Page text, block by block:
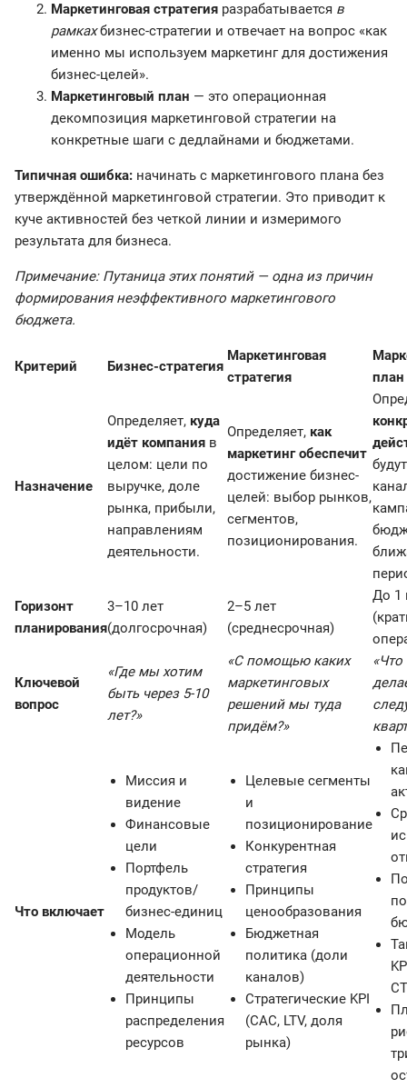
Маркетинговая стратегия разрабатывается в
рамкахбизнес-стратегии и отвечает на вопрос «как
именно мы используем маркетинг для достижения
бизнес-целей».
Маркетинговый план — это операционная
декомпозиция маркетинговой стратегии на
конкретные шаги с дедлайнами и бюджетами.
Типичная ошибка: начинать с маркетингового плана без
утверждённой маркетинговой стратегии. Это приводит к
куче активностей без четкой линии и измеримого
результата для бизнеса.
Примечание: Путаница этих понятий — одна из причин
формирования неэффективного маркетингового
бюджета.
Критерий Бизнес-стратегия
Маркетинговая
стратегия
план
Назначение
Определяет, куда
идёт компания в
целом: цели по
выручке, доле
рынка, прибыли,
направлениям
деятельности.
Определяет, как
маркетинг обеспечит
достижение бизнес-
целей: выбор рынков,
сегментов,
позиционирования.
Горизонт
планирования
3–10 лет
(долгосрочная)
2–5 лет
(среднесрочная)
До 1
Ключевой
вопрос
«Где мы хотим
быть через 5-10
лет?»
«С помощью каких
маркетинговых
решений мы туда
придём?»
Что включает
Миссия и
видение
Финансовые
цели
Портфель
продуктов/
бизнес-единиц
Модель
операционной
деятельности
Принципы
распределения
ресурсов
Целевые сегменты
и
позиционирование
Конкурентная
стратегия
Принципы
ценообразования
Бюджетная
политика (доли
каналов)
Стратегические KPI
(CAC, LTV, доля
рынка)